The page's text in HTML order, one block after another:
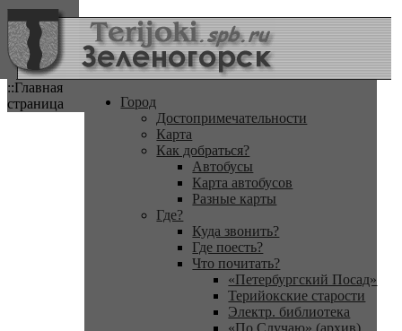
::Главная
страница
Город
Достопримечательности
Карта
Как добраться?
Автобусы
Карта автобусов
Разные карты
Где?
Куда звонить?
Где поесть?
Что почитать?
«Петербургский Посад»
Терийокские старости
Электр. библиотека
«По Случаю» (архив)